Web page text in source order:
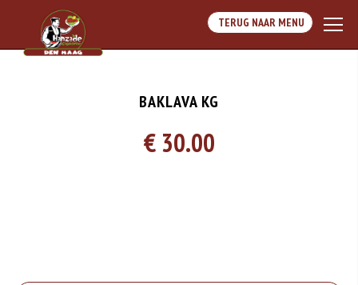
TERUG NAAR MENU
BAKLAVA KG
€ 30.00